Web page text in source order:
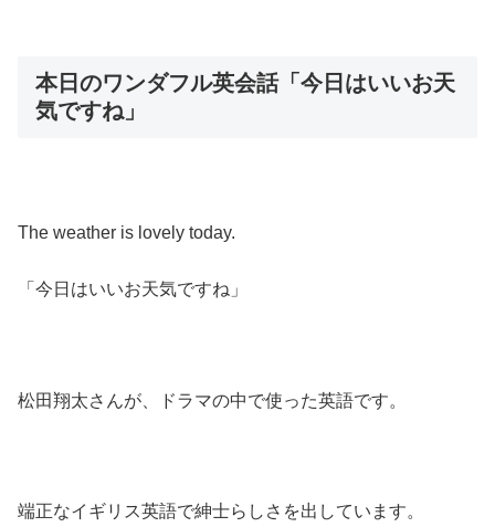
本日のワンダフル英会話「今日はいいお天
気ですね」
The weather is lovely today.
「今日はいいお天気ですね」
松田翔太さんが、ドラマの中で使った英語です。
端正なイギリス英語で紳士らしさを出しています。